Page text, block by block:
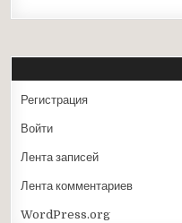
Регистрация
Войти
Лента записей
Лента комментариев
WordPress.org